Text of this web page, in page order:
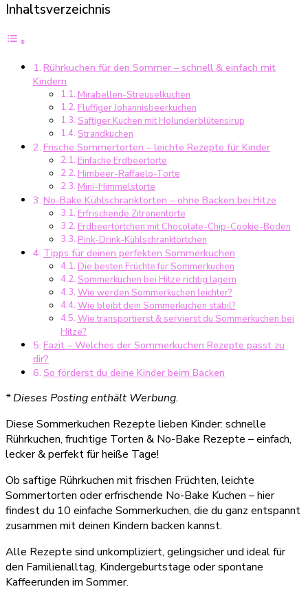
für
Rührkuchen,
frische
&
No-
Bake
Cakes
für
heiße
Tage
Inhaltsverzeichnis
Rührkuchen für den Sommer – schnell & einfach mit
Kindern
Mirabellen-Streuselkuchen
Fluffiger Johannisbeerkuchen
Saftiger Kuchen mit Holunderblütensirup
Strandkuchen
Frische Sommertorten – leichte Rezepte für Kinder
Einfache Erdbeertorte
Himbeer-Raffaelo-Torte
Mini-Himmelstorte
No-Bake Kühlschranktorten – ohne Backen bei Hitze
Erfrischende Zitronentorte
Erdbeertörtchen mit Chocolate-Chip-Cookie-Boden
Pink-Drink-Kühlschranktörtchen
Tipps für deinen perfekten Sommerkuchen
Die besten Früchte für Sommerkuchen
Sommerkuchen bei Hitze richtig lagern
Wie werden Sommerkuchen leichter?
Wie bleibt dein Sommerkuchen stabil?
Wie transportierst & servierst du Sommerkuchen bei
Hitze?
Fazit – Welches der Sommerkuchen Rezepte passt zu
dir?
So förderst du deine Kinder beim Backen
* Dieses Posting enthält Werbung.
Diese Sommerkuchen Rezepte lieben Kinder: schnelle
Rührkuchen, fruchtige Torten & No-Bake Rezepte – einfach,
lecker & perfekt für heiße Tage!
Ob saftige Rührkuchen mit frischen Früchten, leichte
Sommertorten oder erfrischende No-Bake Kuchen – hier
findest du 10 einfache Sommerkuchen, die du ganz entspannt
zusammen mit deinen Kindern backen kannst.
Alle Rezepte sind unkompliziert, gelingsicher und ideal für
den Familienalltag, Kindergeburtstage oder spontane
Kaffeerunden im Sommer.